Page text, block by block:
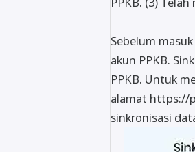
Sebelum
akun PPKB.
PPKB. Untuk
alamat https://
sinkronisasi